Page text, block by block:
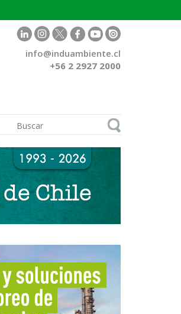
info@induambiente.cl
+56 2 2927 2000